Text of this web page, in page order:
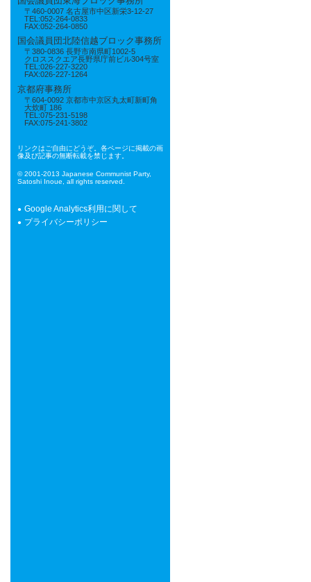
〒460-0007 名古屋市中区新栄3-12-27
TEL:052-264-0833
FAX:052-264-0850
国会議員団北陸信越ブロック事務所
〒380-0836 長野市南県町1002-5
クロススクエア長野県庁前ビル304号室
TEL:026-227-3220
FAX:026-227-1264
京都府事務所
〒604-0092 京都市中京区丸太町新町角
大炊町 186
TEL:075-231-5198
FAX:075-241-3802
リンクはご自由にどうぞ。各ページに掲載の画
像及び記事の無断転載を禁じます。
© 2001-2013 Japanese Communist Party,
Satoshi Inoue, all rights reserved.
Google Analytics利用に関して
プライバシーポリシー